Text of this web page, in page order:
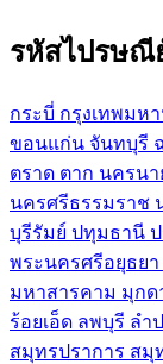
รหัสไปรษณี
กระบี่ กรุงเทพมห
ขอนแก่น จันทบุรี
ตราด ตาก นครนา
นครศรีธรรมราช
บุรีรัมย์ ปทุมธานี
พระนครศรีอยุธยา
มหาสารคาม มุกด
ร้อยเอ็ด ลพบุรี ลำ
สมุทรปราการ สมุ